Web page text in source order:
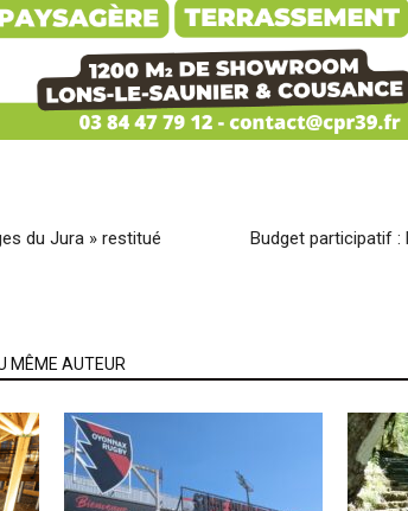
du Jura » restitué Budget participatif :
MÊME AUTEUR